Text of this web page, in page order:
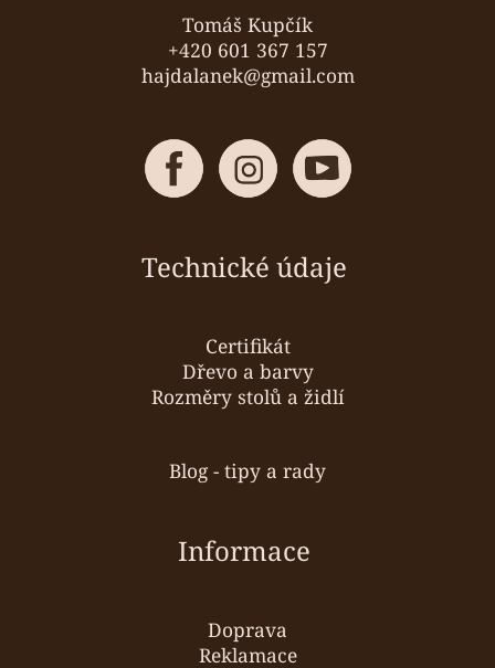
Tomáš Kupčík
+420 601 367 157
hajdalanek@gmail.com
Technické údaje
Certifikát
Dřevo a barvy
Rozměry stolů a židlí
Blog - tipy a rady
Informace
Doprava
Reklamace